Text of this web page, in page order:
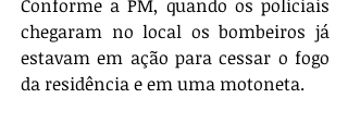
Conforme a PM, quando os policiais
chegaram no local os bombeiros já
estavam em ação para cessar o fogo
da residência e em uma motoneta.